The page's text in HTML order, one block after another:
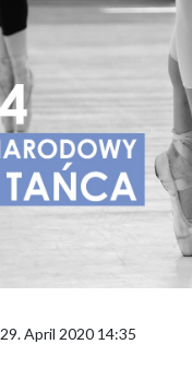
29. April 2020 14:35